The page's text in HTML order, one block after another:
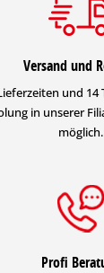
Versand und
und 14
in unserer
möglich.
Profi